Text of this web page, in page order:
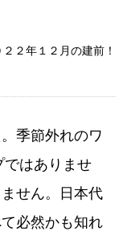
２２年１２月の建前！
季節外れのワ
ではありませ
せん。日本代
必然かも知れ